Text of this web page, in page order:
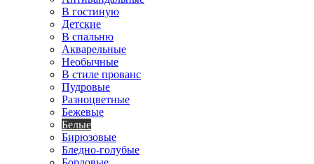
В гостиную
Детские
В спальню
Акварельные
Необычные
В стиле прованс
Пудровые
Разноцветные
Бежевые
Белые
Бирюзовые
Бледно-голубые